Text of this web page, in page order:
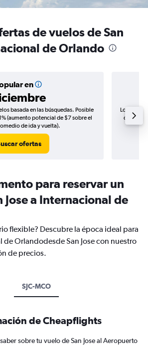
de vuelos de San
de Orlando
en
basada en las búsquedas. Posible
(aumento potencial de $7 sobre el
de ida y vuelta).
ofertas
Los
de
para reservar un
Jose a Internacional de
flexible? Descubre la época ideal para
de Orlandodesde San Jose con nuestro
de precios.
SJC-MCO
de Cheapflights
sobre tu vuelo de San Jose al Aeropuerto